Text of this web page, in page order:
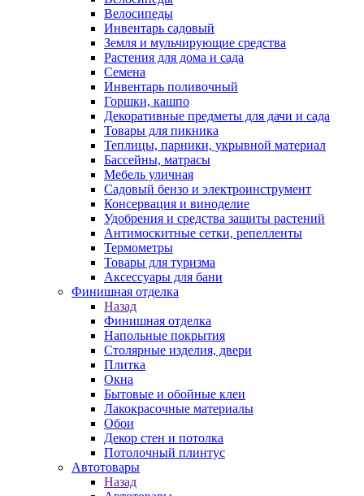
Велосипеды
Инвентарь садовый
Земля и мульчирующие средства
Растения для дома и сада
Семена
Инвентарь поливочный
Горшки, кашпо
Декоративные предметы для дачи и сада
Товары для пикника
Теплицы, парники, укрывной материал
Бассейны, матрасы
Мебель уличная
Садовый бензо и электроинструмент
Консервация и виноделие
Удобрения и средства защиты растений
Антимоскитные сетки, репелленты
Термометры
Товары для туризма
Аксессуары для бани
Финишная отделка
Назад
Финишная отделка
Напольные покрытия
Столярные изделия, двери
Плитка
Окна
Бытовые и обойные клеи
Лакокрасочные материалы
Обои
Декор стен и потолка
Потолочный плинтус
Автотовары
Назад